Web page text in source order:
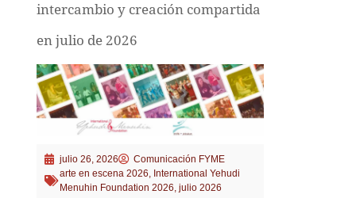
intercambio y creación compartida
en julio de 2026
julio 26, 2026
Comunicación FYME
arte en escena 2026 International Yehudi
Menuhin Foundation 2026 julio 2026